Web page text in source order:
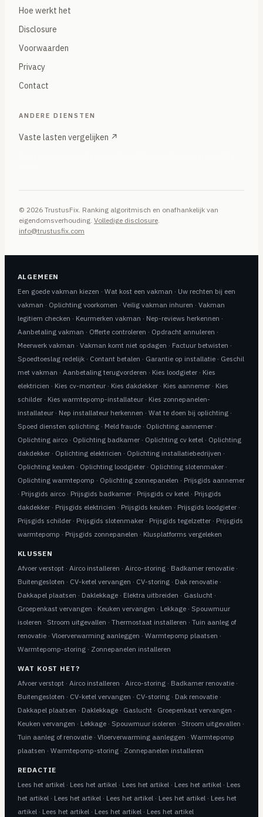
Hoe werkt het
Disclosure
Voorwaarden
Privacy
Contact
ANDERE DIENSTEN
Vaste lasten vergelijken ↗
© 2026 TrustusFix. Ranking algoritmisch en onafhankelijk van
eigendomsverhouding. Volledige disclosure
info@trustusfix.com
ALGEMEEN
Een goede vakman kiezen · Wat kost een vakman · Uw rechten bij een
vakman · Oplichting voorkomen · Veilig vakman inhuren · Vakman
legitiem checken · Keurmerken vakman · Nep-reviews herkennen ·
Aanbetaling vakman · Offerte controleren · Opdracht annuleren ·
Meerwerk vakman · Vakman komt niet opdagen · Factuur betwisten ·
Spoedtoeslag redelijk· Contant betalen · Garantie op installatie· Geschil
met vakman · Aanbetaling terugvorderen · Kies loodgieter· Kies
elektricien · Kies cv-monteur· Kies dakdekker· Kies aannemer· Kies
schilder· Kies warmtepomp-installateur· Kies zonnepanelen-
installateur· Nep installateur herkennen · Wat te doen bij oplichting·
Spoed diensten oplichting· Meld fraude· Oplichting aannemer·
Oplichting airco· Oplichting badkamer· Oplichting cv ketel · Oplichting
dakdekker· Oplichting elektricien · Oplichting installatiebedrijven ·
Oplichting keuken · Oplichting loodgieter· Oplichting slotenmaker·
Oplichting warmtepomp · Oplichting zonnepanelen · Prijsgids aannemer
· Prijsgids airco· Prijsgids badkamer· Prijsgids cv ketel · Prijsgids
dakdekker· Prijsgids elektricien · Prijsgids keuken · Prijsgids loodgieter·
Prijsgids schilder· Prijsgids slotenmaker· Prijsgids tegelzetter· Prijsgids
warmtepomp · Prijsgids zonnepanelen · Klusplatforms vergeleken
KLUSSEN
Afvoer verstopt· Airco installeren · Airco-storing· Badkamer renovatie·
Buitengesloten · CV-ketel vervangen · CV-storing· Dak renovatie·
Dakkapel plaatsen · Daklekkage· Elektra uitbreiden · Gaslucht·
Groepenkast vervangen · Keuken vervangen · Lekkage· Spouwmuur
isoleren · Stroom uitgevallen · Thermostaat installeren · Tuin aanleg of
renovatie· Vloerverwarming aanleggen · Warmtepomp plaatsen ·
Warmtepomp-storing· Zonnepanelen installeren
WAT KOST HET?
Afvoer verstopt· Airco installeren · Airco-storing· Badkamer renovatie·
Buitengesloten · CV-ketel vervangen · CV-storing· Dak renovatie·
Dakkapel plaatsen · Daklekkage· Gaslucht· Groepenkast vervangen ·
Keuken vervangen · Lekkage· Spouwmuur isoleren · Stroom uitgevallen ·
Tuin aanleg of renovatie· Vloerverwarming aanleggen · Warmtepomp
plaatsen · Warmtepomp-storing· Zonnepanelen installeren
REDACTIE
Lees het artikel · Lees het artikel · Lees het artikel · Lees het artikel · Lees
het artikel · Lees het artikel · Lees het artikel · Lees het artikel · Lees het
artikel · Lees het artikel · Lees het artikel · Lees het artikel